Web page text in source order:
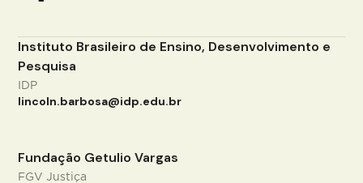
Instituto Brasileiro de Ensino, Desenvolvimento e
Pesquisa
IDP
lincoln.barbosa@idp.edu.br
Fundação Getulio Vargas
FGV Justiça